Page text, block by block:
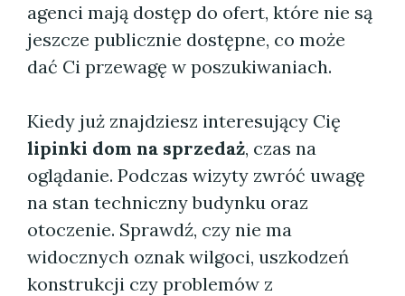
agenci mają dostęp do ofert, które nie są
jeszcze publicznie dostępne, co może
dać Ci przewagę w poszukiwaniach.
Kiedy już znajdziesz interesujący Cię
lipinki dom na sprzedaż, czas na
oglądanie. Podczas wizyty zwróć uwagę
na stan techniczny budynku oraz
otoczenie. Sprawdź, czy nie ma
widocznych oznak wilgoci, uszkodzeń
konstrukcji czy problemów z